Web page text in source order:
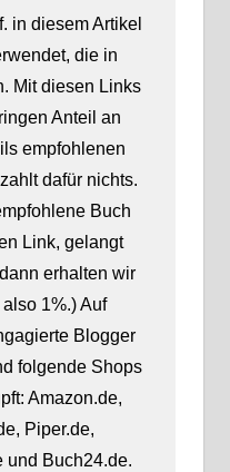
in diesem Artikel
die in
Mit diesen Links
Anteil an
empfohlenen
dafür nichts.
Buch
Link, gelangt
erhalten wir
1%.) Auf
Blogger
folgende Shops
Amazon.de,
Piper.de,
und Buch24.de.